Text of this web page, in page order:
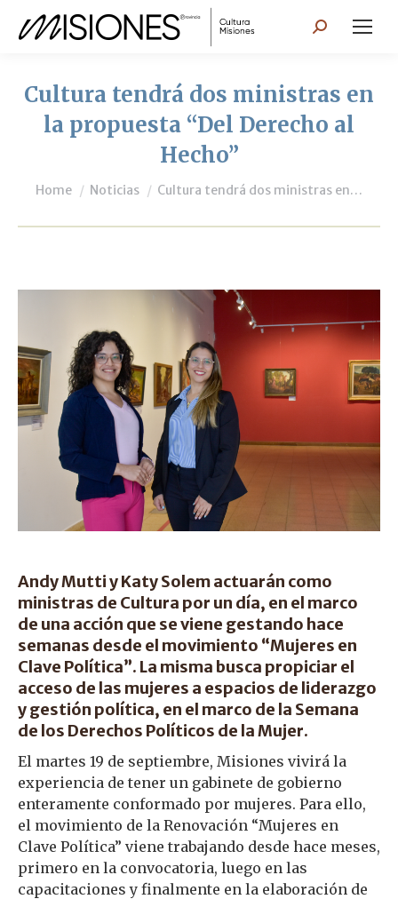
Search:
Cultura tendrá dos ministras en
la propuesta “Del Derecho al
Hecho”
You are here:
Home Noticias Cultura tendrá dos ministras en…
Andy Mutti y Katy Solem actuarán como
ministras de Cultura por un día, en el marco
de una acción que se viene gestando hace
semanas desde el movimiento “Mujeres en
Clave Política”. La misma busca propiciar el
acceso de las mujeres a espacios de liderazgo
y gestión política, en el marco de la Semana
de los Derechos Políticos de la Mujer.
El martes 19 de septiembre, Misiones vivirá la
experiencia de tener un gabinete de gobierno
enteramente conformado por mujeres. Para ello,
el movimiento de la Renovación “Mujeres en
Clave Política” viene trabajando desde hace meses,
primero en la convocatoria, luego en las
capacitaciones y finalmente en la elaboración de